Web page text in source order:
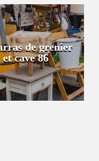
de grenier
et cave 86